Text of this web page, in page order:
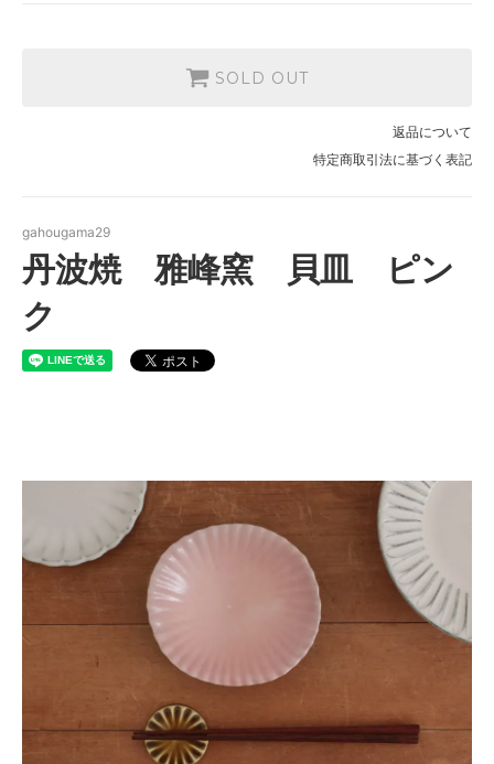
SOLD OUT
返品について
特定商取引法に基づく表記
gahougama29
丹波焼 雅峰窯 貝皿 ピン
ク